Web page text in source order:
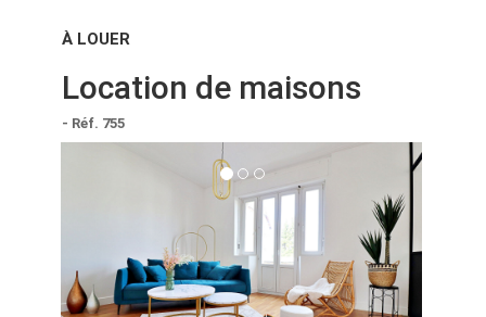
À LOUER
Location de maisons
- Réf. 755